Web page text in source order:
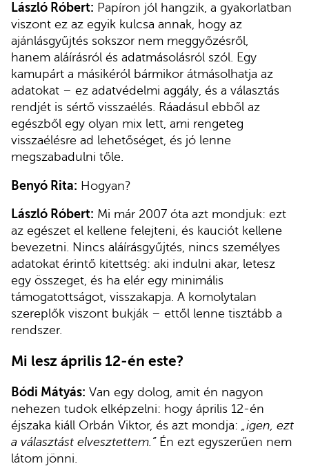
László Róbert: Papíron jól hangzik, a gyakorlatban
viszont ez az egyik kulcsa annak, hogy az
ajánlásgyűjtés sokszor nem meggyőzésről,
hanem aláírásról és adatmásolásról szól. Egy
kamupárt a másikéról bármikor átmásolhatja az
adatokat – ez adatvédelmi aggály, és a választás
rendjét is sértő visszaélés. Ráadásul ebből az
egészből egy olyan mix lett, ami rengeteg
visszaélésre ad lehetőséget, és jó lenne
megszabadulni tőle.
Benyó Rita: Hogyan?
László Róbert: Mi már 2007 óta azt mondjuk: ezt
az egészet el kellene felejteni, és kauciót kellene
bevezetni. Nincs aláírásgyűjtés, nincs személyes
adatokat érintő kitettség: aki indulni akar, letesz
egy összeget, és ha elér egy minimális
támogatottságot, visszakapja. A komolytalan
szereplők viszont bukják – ettől lenne tisztább a
rendszer.
Mi lesz április 12-én este?
Bódi Mátyás: Van egy dolog, amit én nagyon
nehezen tudok elképzelni: hogy április 12-én
éjszaka kiáll Orbán Viktor, és azt mondja:
„igen, ezt
a választást elvesztettem.”Én ezt egyszerűen nem
látom jönni.